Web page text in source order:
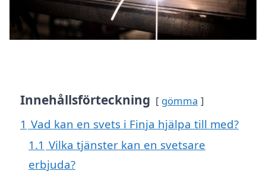
Innehållsförteckning gömma
1 Vad kan en svets i Finja hjälpa till med?
1.1 Vilka tjänster kan en svetsare
erbjuda?